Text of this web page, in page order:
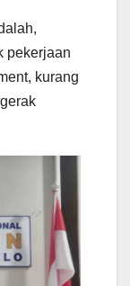
pekerjaan
kurang